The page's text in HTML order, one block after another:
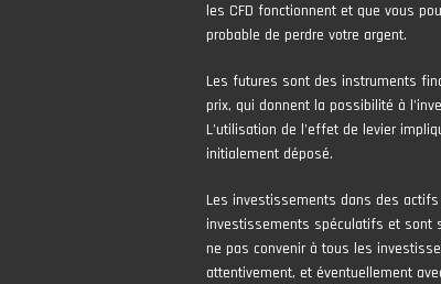
les CFD fonctionnent et que vous
probable de perdre votre argent.
Les futures sont des instruments
prix, qui donnent la possibilité à
L’utilisation de l’effet de levier
initialement déposé.
Les investissements dans des
investissements spéculatifs et sont
ne pas convenir à tous les
attentivement, et éventuellement